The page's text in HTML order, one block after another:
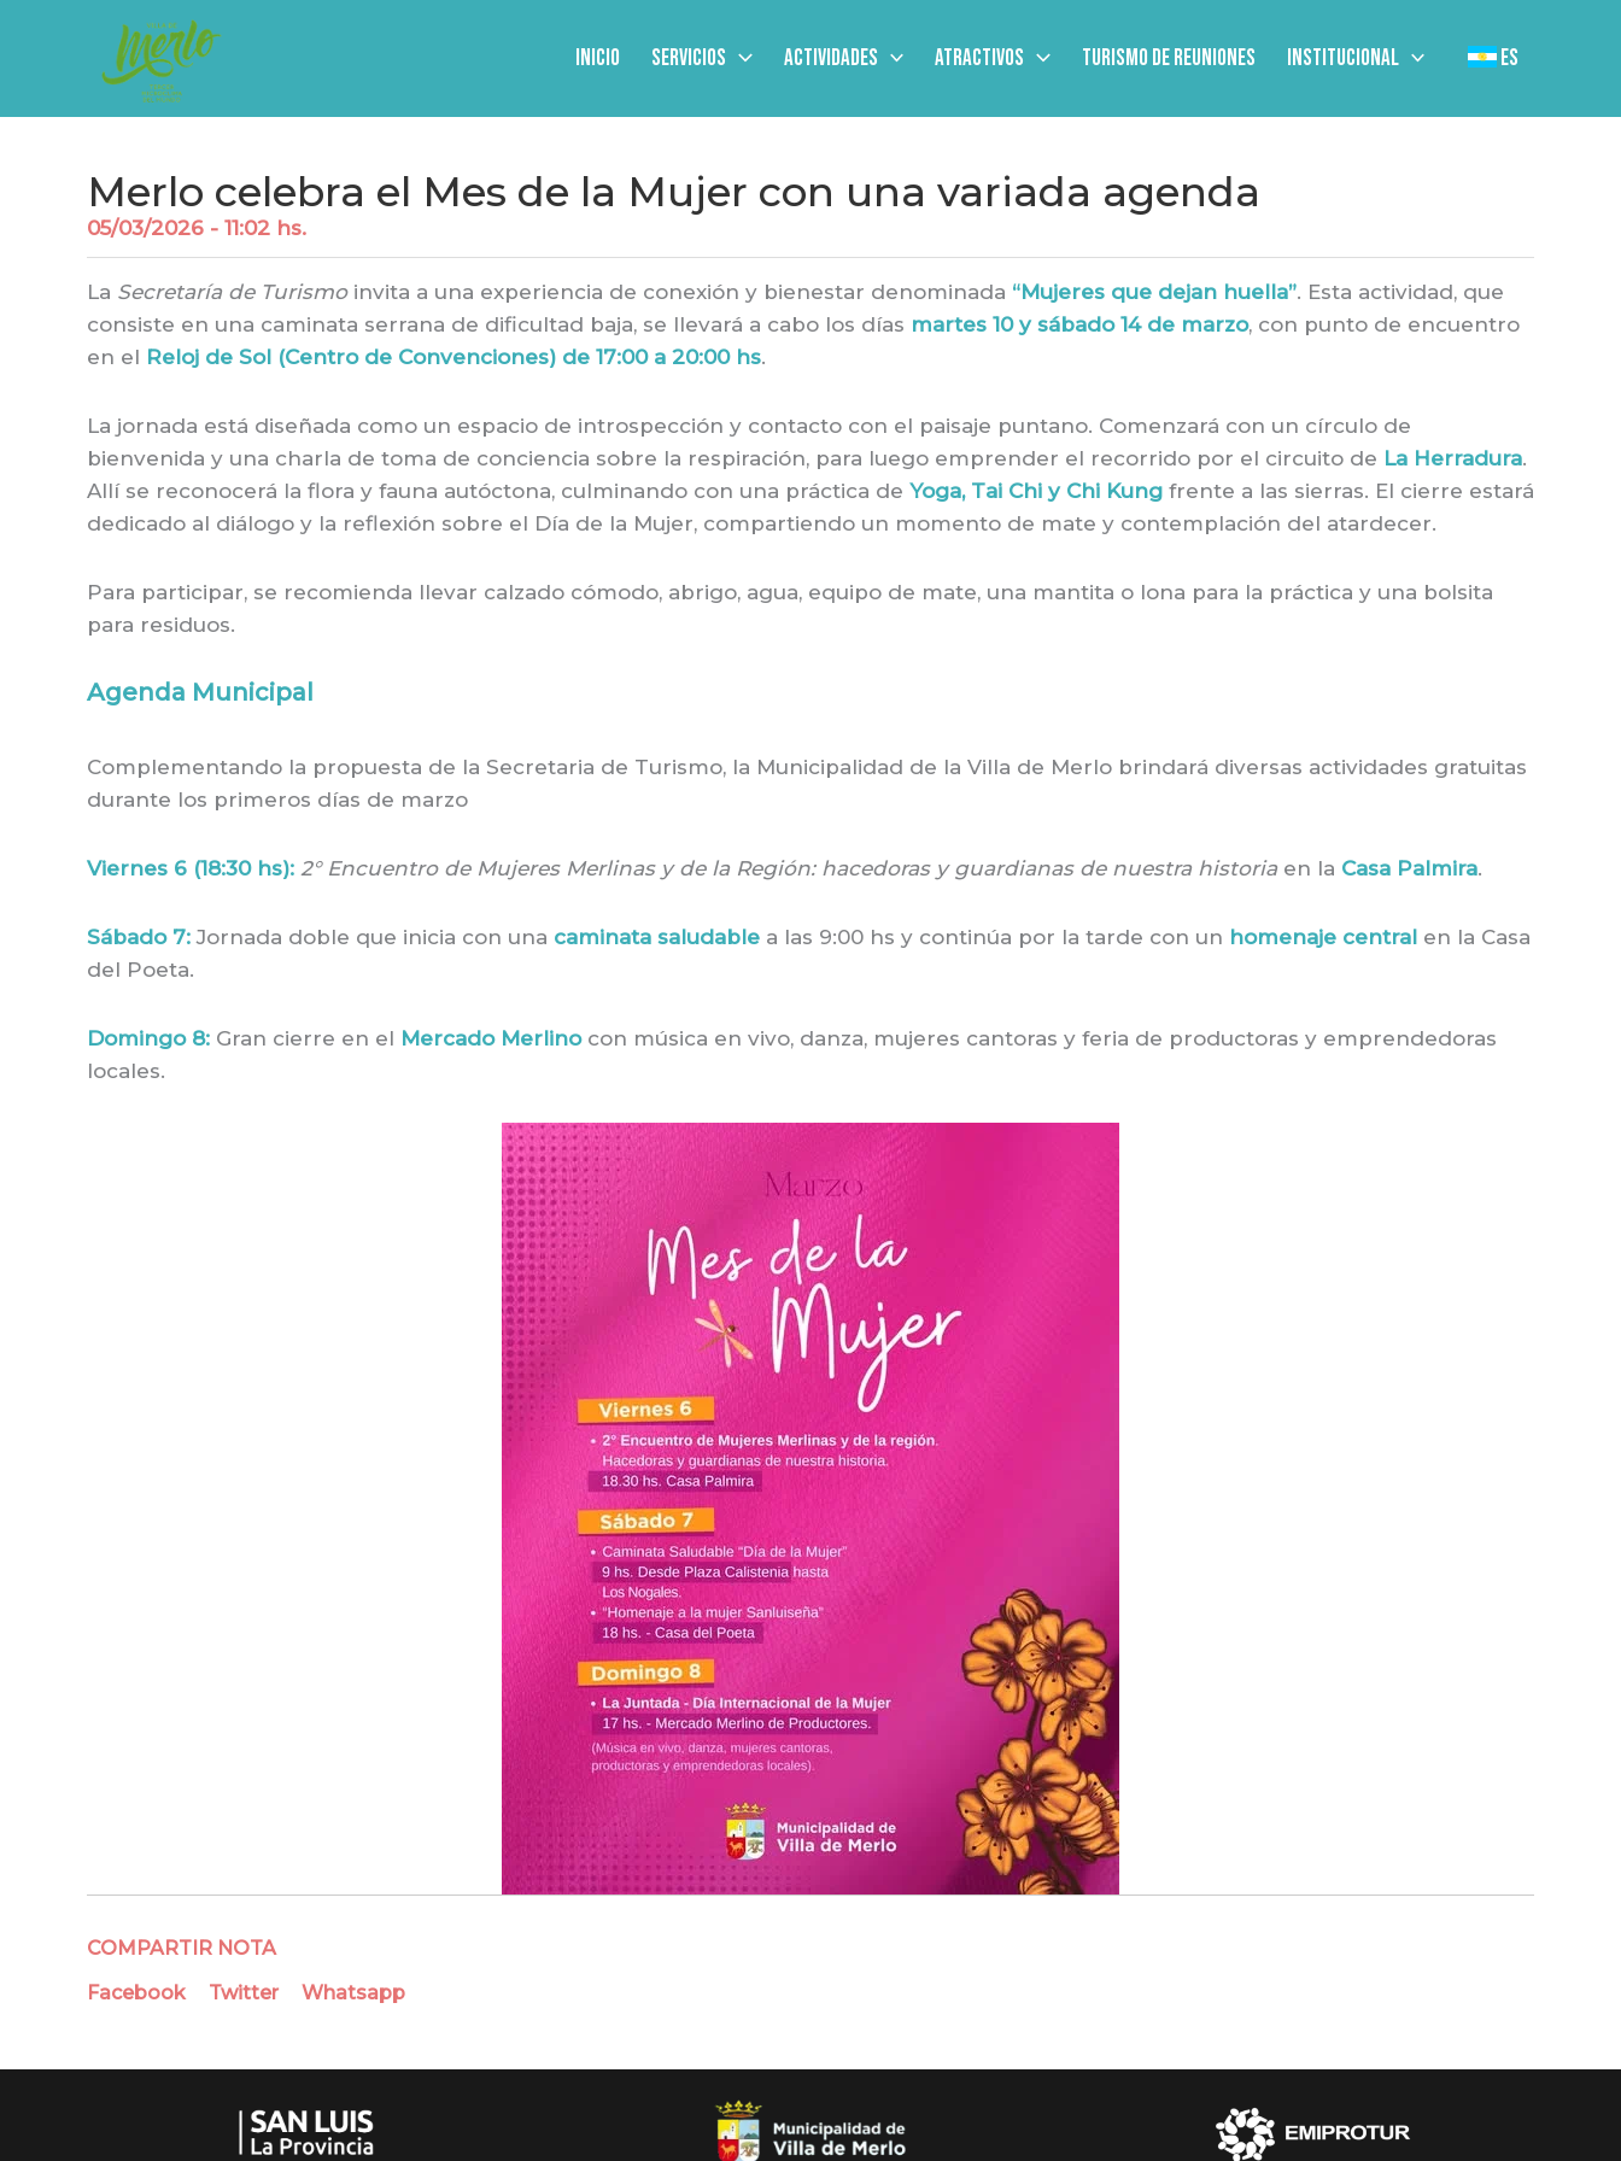
contenido
Inicio Servicios Actividades Atractivos Turismo de Reuniones Institucional ES
Merlo celebra el Mes de la Mujer con una variada agenda
05/03/2026 - 11:02 hs.
La Secretaría de Turismoinvita a una experiencia de conexión y bienestar denominada “Mujeres que dejan huella”. Esta actividad, que
consiste en una caminata serrana de dificultad baja, se llevará a cabo los días martes 10 y sábado 14 de marzo, con punto de encuentro
en el Reloj de Sol (Centro de Convenciones) de 17:00 a 20:00 hs.
La jornada está diseñada como un espacio de introspección y contacto con el paisaje puntano. Comenzará con un círculo de
bienvenida y una charla de toma de conciencia sobre la respiración, para luego emprender el recorrido por el circuito de La Herradura.
Allí se reconocerá la flora y fauna autóctona, culminando con una práctica de Yoga, Tai Chi y Chi Kung frente a las sierras. El cierre estará
dedicado al diálogo y la reflexión sobre el Día de la Mujer, compartiendo un momento de mate y contemplación del atardecer.
Para participar, se recomienda llevar calzado cómodo, abrigo, agua, equipo de mate, una mantita o lona para la práctica y una bolsita
para residuos.
Agenda Municipal
Complementando la propuesta de la Secretaria de Turismo, la Municipalidad de la Villa de Merlo brindará diversas actividades gratuitas
durante los primeros días de marzo
Viernes 6 (18:30 hs): 2° Encuentro de Mujeres Merlinas y de la Región: hacedoras y guardianas de nuestra historiaen la Casa Palmira.
Sábado 7: Jornada doble que inicia con una caminata saludable a las 9:00 hs y continúa por la tarde con un homenaje central en la Casa
del Poeta.
Domingo 8: Gran cierre en el Mercado Merlinocon música en vivo, danza, mujeres cantoras y feria de productoras y emprendedoras
locales.
COMPARTIR NOTA
Facebook
Twitter Whatsapp